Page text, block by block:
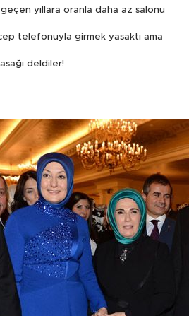
geçen yıllara oranla daha az salonu
telefonuyla girmek yasaktı ama
deldiler!